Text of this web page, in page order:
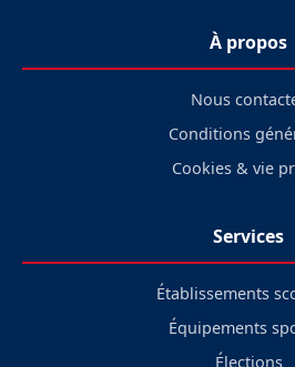
À propos
Nous
Conditions
Cookies & vie
Services
Établissements
Équipements
Élections